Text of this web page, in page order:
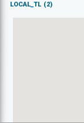
LOCAL_TL (2)